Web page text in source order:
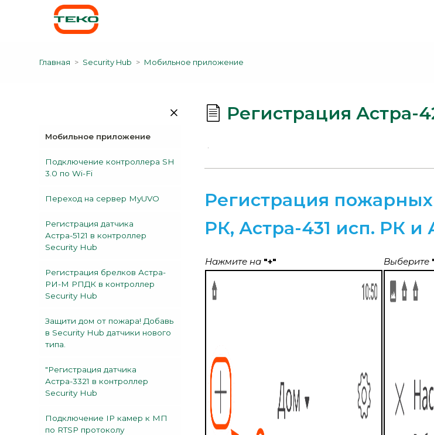
Главная Security Hub Мобильное приложение
Мобильное приложение
Подключение контроллера SH
3.0 по Wi-Fi
Переход на сервер MyUVO
Регистрация датчика
Астра-5121 в контроллер
Security Hub
Регистрация брелков Астра-
РИ-М РПДК в контроллер
Security Hub
Защити дом от пожара! Добавь
в Security Hub датчики нового
типа.
"Регистрация датчика
Астра-3321 в контроллер
Security Hub
Подключение IP камер к МП
по RTSP протоколу
Регистрация Астра-
Регистрация
РК, Астра-431 исп. РК и
Нажмите на "+" Выберите